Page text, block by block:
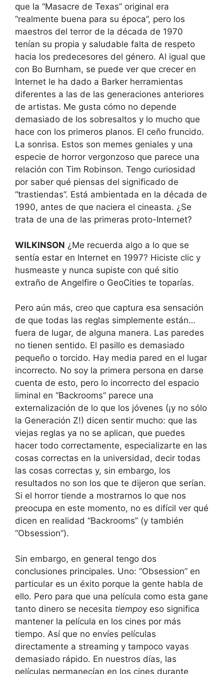
que la “Masacre de Texas” original era
“realmente buena para su época”, pero los
maestros del terror de la década de 1970
tenían su propia y saludable falta de respeto
hacia los predecesores del género. Al igual que
con Bo Burnham, se puede ver que crecer en
Internet le ha dado a Barker herramientas
diferentes a las de las generaciones anteriores
de artistas. Me gusta cómo no depende
demasiado de los sobresaltos y lo mucho que
hace con los primeros planos. El ceño fruncido.
La sonrisa. Estos son memes geniales y una
especie de horror vergonzoso que parece una
relación con Tim Robinson. Tengo curiosidad
por saber qué piensas del significado de
“trastiendas”. Está ambientada en la década de
1990, antes de que naciera el cineasta. ¿Se
trata de una de las primeras proto-Internet?
WILKINSON ¿Me recuerda algo a lo que se
sentía estar en Internet en 1997? Hiciste clic y
husmeaste y nunca supiste con qué sitio
extraño de Angelfire o GeoCities te toparías.
Pero aún más, creo que captura esa sensación
de que todas las reglas simplemente están…
fuera de lugar, de alguna manera. Las paredes
no tienen sentido. El pasillo es demasiado
pequeño o torcido. Hay media pared en el lugar
incorrecto. No soy la primera persona en darse
cuenta de esto, pero lo incorrecto del espacio
liminal en “Backrooms” parece una
externalización de lo que los jóvenes (¡y no sólo
la Generación Z!) dicen sentir mucho: que las
viejas reglas ya no se aplican, que puedes
hacer todo correctamente, especializarte en las
cosas correctas en la universidad, decir todas
las cosas correctas y, sin embargo, los
resultados no son los que te dijeron que serían.
Si el horror tiende a mostrarnos lo que nos
preocupa en este momento, no es difícil ver qué
dicen en realidad “Backrooms” (y también
“Obsession”).
Sin embargo, en general tengo dos
conclusiones principales. Uno: “Obsession” en
particular es un éxito porque la gente habla de
ello. Pero para que una película como esta gane
tanto dinero se necesita tiempoy eso significa
mantener la película en los cines por más
tiempo. Así que no envíes películas
directamente a streaming y tampoco vayas
demasiado rápido. En nuestros días, las
películas permanecían en los cines durante